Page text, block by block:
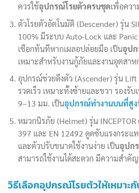
ควรใช้อุปกรณ์โรยตัวครบชุดเพื่อคว
ตัวโรยตัวอัตโนมัติ (Descender) รุ่น
100% มีระบบ Auto-Lock และ
เชือกทันทีหากเผลอปล่อยมือ เป็นอุปก
เหมาะสำหรับงานกู้ภัยและงานอุตสาห
อุปกรณ์ช่วยดึงตัว (Ascender) รุ่น Lift
รวดเร็ว เหมาะทั้งซ้ายและขวา รองรั
9–13 มม. เป็นอุปกรณ์ทำงานบนที่สูง
หมวกนิรภัย (Helmet) รุ่น INCEPTOR
397 และ EN 12492 ดูดซับแรงกระแ
และตัวปรับขนาดใช้งานง่าย เป็นอุปก
สามารถใช้งานได้สะดวก มีความสำคั
วิธีเลือกอุปกรณ์โรยตัวให้เหมา